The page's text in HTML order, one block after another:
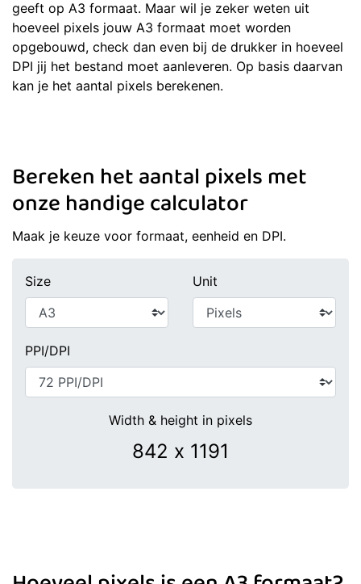
geeft op A3 formaat. Maar wil je zeker weten uit
hoeveel pixels jouw A3 formaat moet worden
opgebouwd, check dan even bij de drukker in hoeveel
DPI jij het bestand moet aanleveren. Op basis daarvan
kan je het aantal pixels berekenen.
Bereken het aantal pixels met
onze handige calculator
Maak je keuze voor formaat, eenheid en DPI.
Size Unit
PPI/DPI
Width & height in pixels